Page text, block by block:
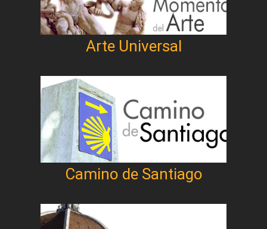
Arte Universal
Camino de Santiago